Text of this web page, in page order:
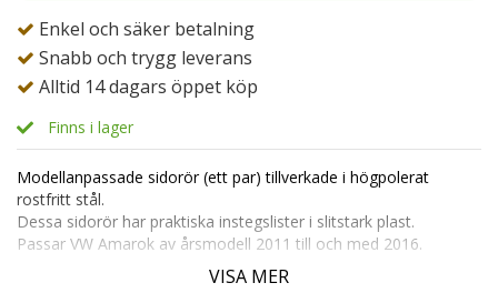
Enkel och säker betalning
Snabb och trygg leverans
Alltid 14 dagars öppet köp
Finns i lager
Modellanpassade sidorör (ett par) tillverkade i högpolerat
rostfritt stål.
Dessa sidorör har praktiska instegslister i slitstark plast.
Passar VW Amarok av årsmodell 2011 till och med 2016.
Sidorören är tillverkade så att man vid montering använder sig
utav färdiga fästpunkter under bilen.
VISA MER